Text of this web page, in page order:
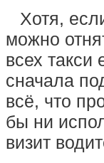
Хотя,
можно
всех такси
сначала
всё, что
бы ни
визит